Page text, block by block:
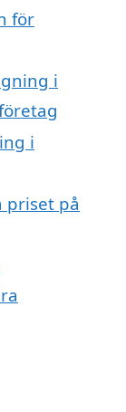
för
i
i
priset på